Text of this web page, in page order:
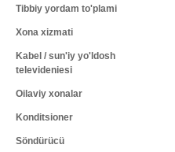
Tibbiy yordam to'plami
Xona xizmati
Kabel / sun'iy yo'ldosh
televideniesi
Oilaviy xonalar
Konditsioner
Söndürücü